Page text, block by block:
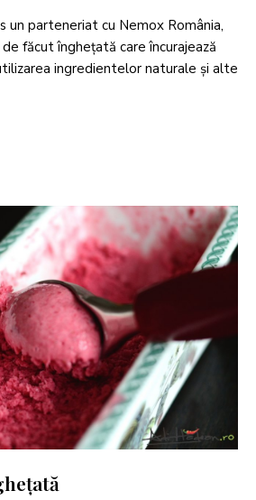
un parteneriat cu Nemox România,
făcut înghețată care încurajează
ingredientelor naturale și alte